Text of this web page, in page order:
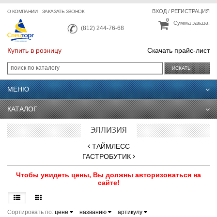
О КОМПАНИИ ЗАКАЗАТЬ ЗВОНОК
(812) 244-76-68
ВХОД/ РЕГИСТРАЦИЯ
Сумма заказа:
0
Купить в розницу Скачать прайс-лист
ИСКАТЬ
МЕНЮ
КАТАЛОГ
ЭЛЛИЗИЯ
ТАЙМЛЕСС
ГАСТРОБУТИК
Чтобы увидеть цены, Вы должны авторизоваться на
сайте!
Сортировать по: цене названию артикулу